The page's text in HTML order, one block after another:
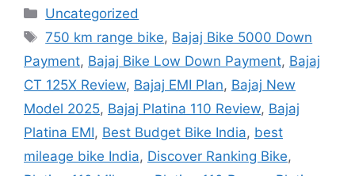
Categories
Uncategorized
Tags
750 km range bike, Bajaj Bike 5000 Down
Payment, Bajaj Bike Low Down Payment, Bajaj
CT 125X Review, Bajaj EMI Plan, Bajaj New
Model 2025, Bajaj Platina 110 Review, Bajaj
Platina EMI, Best Budget Bike India, best
mileage bike India, Discover Ranking Bike,